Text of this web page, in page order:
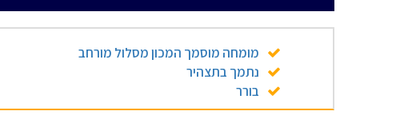
מומחה מוסמך המכון מסלול מורחב
נתמך בתצהיר
בורר